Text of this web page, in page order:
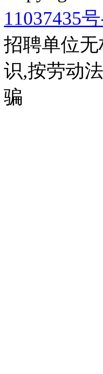
11037435
招聘单位
识,按劳动
骗